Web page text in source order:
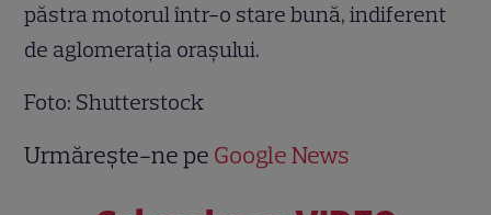
păstra motorul într-o stare bună, indiferent
de aglomerația orașului.
Foto: Shutterstock
Urmărește-ne pe Google News